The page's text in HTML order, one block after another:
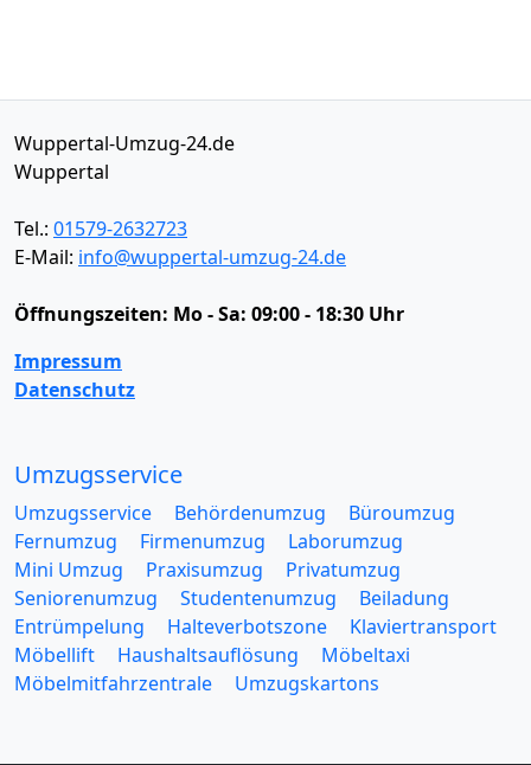
Wuppertal-Umzug-24.de
Wuppertal
Tel.: 01579-2632723
E-Mail: info@wuppertal-umzug-24.de
Öffnungszeiten: Mo - Sa: 09:00 - 18:30 Uhr
Impressum
Datenschutz
Umzugsservice
Umzugsservice Behördenumzug
Büroumzug
Fernumzug
Firmenumzug
Laborumzug
Mini Umzug
Praxisumzug
Privatumzug
Seniorenumzug
Studentenumzug
Beiladung
Entrümpelung
Halteverbotszone
Klaviertransport
Möbellift
Haushaltsauflösung
Möbeltaxi
Möbelmitfahrzentrale
Umzugskartons